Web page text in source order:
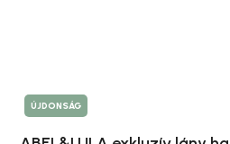
ÚJDONSÁG